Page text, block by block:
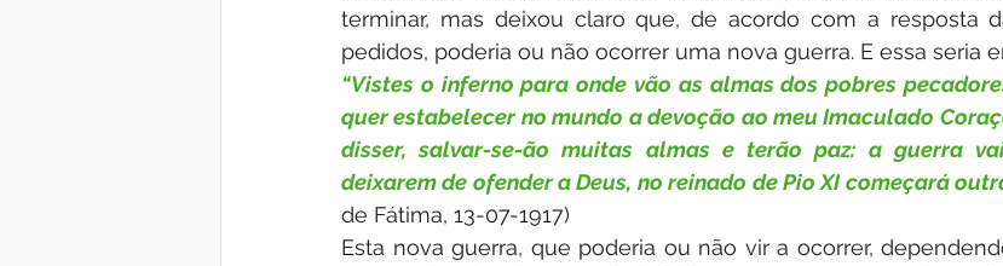
terminar, mas deixou claro que, de acordo com a resposta
pedidos, poderia ou não ocorrer uma nova guerra. E essa seria
“Vistes o inferno para onde vão as almas dos pobres
quer estabelecer no mundo a devoção ao meu Imaculado
disser, salvar-se-ão muitas almas e terão paz: a guerra
deixarem de ofender a Deus, no reinado de Pio XI começará
de Fátima, 13-07-1917)
Esta nova guerra, que poderia ou não vir a ocorrer,